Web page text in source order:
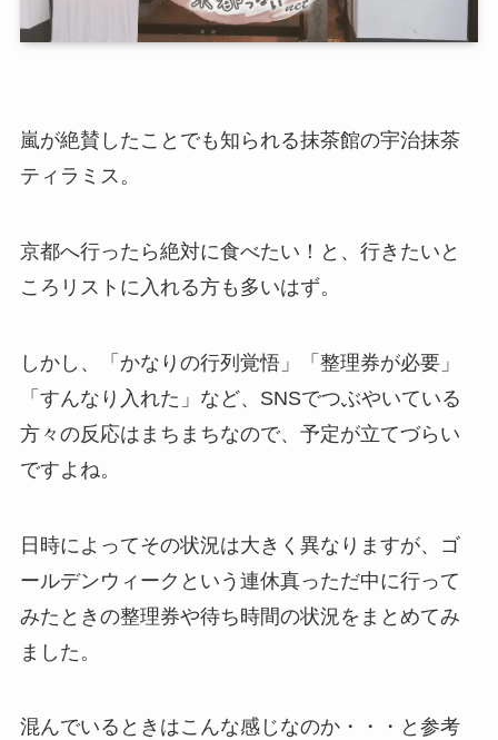
嵐が絶賛したことでも知られる抹茶館の宇治抹茶
ティラミス。
京都へ行ったら絶対に食べたい！と、行きたいと
ころリストに入れる方も多いはず。
しかし、「かなりの行列覚悟」「整理券が必要」
「すんなり入れた」など、SNSでつぶやいている
方々の反応はまちまちなので、予定が立てづらい
ですよね。
日時によってその状況は大きく異なりますが、ゴ
ールデンウィークという連休真っただ中に行って
みたときの整理券や待ち時間の状況をまとめてみ
ました。
混んでいるときはこんな感じなのか・・・と参考